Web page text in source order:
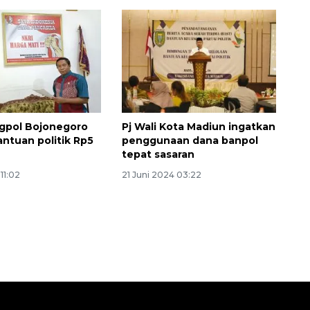
Bojonegoro
politik Rp5
Pj Wali Kota Madiun ingatkan
penggunaan dana banpol
tepat sasaran
21 Juni 2024 03:22
SPHP jaga harga beras